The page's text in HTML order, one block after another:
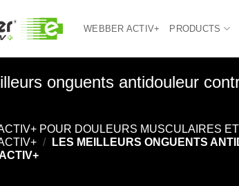
WEBBER ACTIV+ PRODUCTS
onguents antidouleur
POUR DOULEURS MUSCULAIRES
/
LES MEILLEURS ONGUENTS